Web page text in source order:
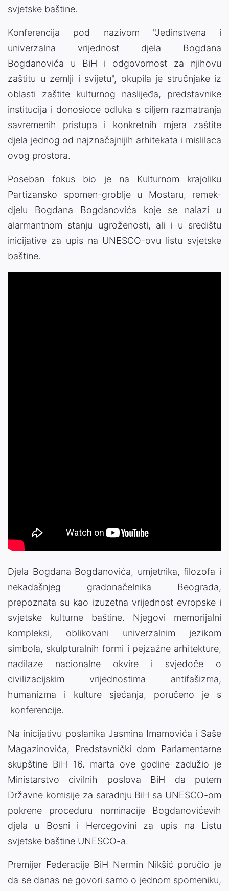
svjetske baštine.
Konferencija pod nazivom "Jedinstvena i
univerzalna vrijednost djela Bogdana
Bogdanovića u BiH i odgovornost za njihovu
zaštitu u zemlji i svijetu", okupila je stručnjake iz
oblasti zaštite kulturnog naslijeđa, predstavnike
institucija i donosioce odluka s ciljem razmatranja
savremenih pristupa i konkretnih mjera zaštite
djela jednog od najznačajnijih arhitekata i mislilaca
ovog prostora.
Poseban fokus bio je na Kulturnom krajoliku
Partizansko spomen-groblje u Mostaru, remek-
djelu Bogdana Bogdanovića koje se nalazi u
alarmantnom stanju ugroženosti, ali i u središtu
inicijative za upis na UNESCO-ovu listu svjetske
baštine.
Djela Bogdana Bogdanovića, umjetnika, filozofa i
nekadašnjeg gradonačelnika Beograda,
prepoznata su kao izuzetna vrijednost evropske i
svjetske kulturne baštine. Njegovi memorijalni
kompleksi, oblikovani univerzalnim jezikom
simbola, skulpturalnih formi i pejzažne arhitekture,
nadilaze nacionalne okvire i svjedoče o
civilizacijskim vrijednostima antifašizma,
humanizma i kulture sjećanja, poručeno je s
konferencije.
Na inicijativu poslanika Jasmina Imamovića i Saše
Magazinovića, Predstavnički dom Parlamentarne
skupštine BiH 16. marta ove godine zadužio je
Ministarstvo civilnih poslova BiH da putem
Državne komisije za saradnju BiH sa UNESCO-om
pokrene proceduru nominacije Bogdanovićevih
djela u Bosni i Hercegovini za upis na Listu
svjetske baštine UNESCO-a.
Premijer Federacije BiH Nermin Nikšić poručio je
da se danas ne govori samo o jednom spomeniku,